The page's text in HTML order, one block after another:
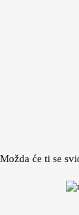
Možda će ti se